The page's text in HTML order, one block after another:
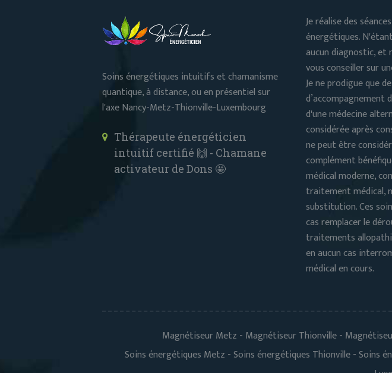
Soins énergétiques intuitifs et chamanisme
quantique, à distance, ou en présentiel sur
l'axe Nancy-Metz-Thionville-Luxembourg
Thérapeute énergéticien
intuitif certifié 🙌 - Chamane
activateur de Dons 🤩
Je réalise des
énergétiques.
aucun diagnostic, et
vous conseiller sur
Je ne prodigue que
d’accompagnement
d'une médecine
considérée après
ne peut être
complément
médical moderne,
traitement médical,
substitution. Ces
cas remplacer le
traitements
en aucun cas
médical en cours.
Magnétiseur Metz - Magnétiseur Thionville -
Soins énergétiques Metz - Soins énergétiques Thionville - Soins